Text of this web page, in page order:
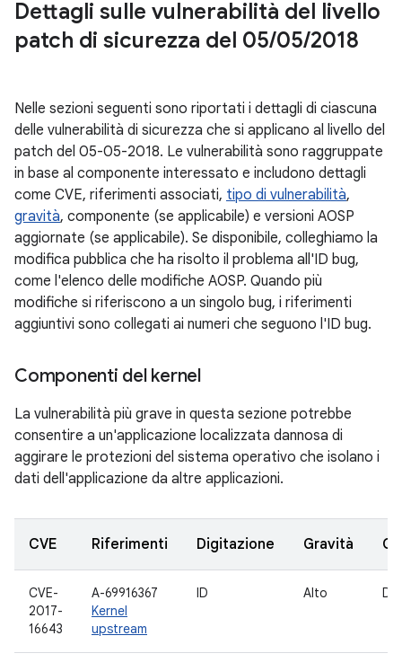
Dettagli sulle vulnerabilità del livello
patch di sicurezza del 05/05/2018
Nelle sezioni seguenti sono riportati i dettagli di ciascuna
delle vulnerabilità di sicurezza che si applicano al livello del
patch del 05-05-2018. Le vulnerabilità sono raggruppate
in base al componente interessato e includono dettagli
come CVE, riferimenti associati, tipo di vulnerabilità,
gravità, componente (se applicabile) e versioni AOSP
aggiornate (se applicabile). Se disponibile, colleghiamo la
modifica pubblica che ha risolto il problema all'ID bug,
come l'elenco delle modifiche AOSP. Quando più
modifiche si riferiscono a un singolo bug, i riferimenti
aggiuntivi sono collegati ai numeri che seguono l'ID bug.
Componenti del kernel
La vulnerabilità più grave in questa sezione potrebbe
consentire a un'applicazione localizzata dannosa di
aggirare le protezioni del sistema operativo che isolano i
dati dell'applicazione da altre applicazioni.
CVE Riferimenti Digitazione Gravità
CVE-
2017-
16643
A-69916367
Kernel
upstream
ID Alto